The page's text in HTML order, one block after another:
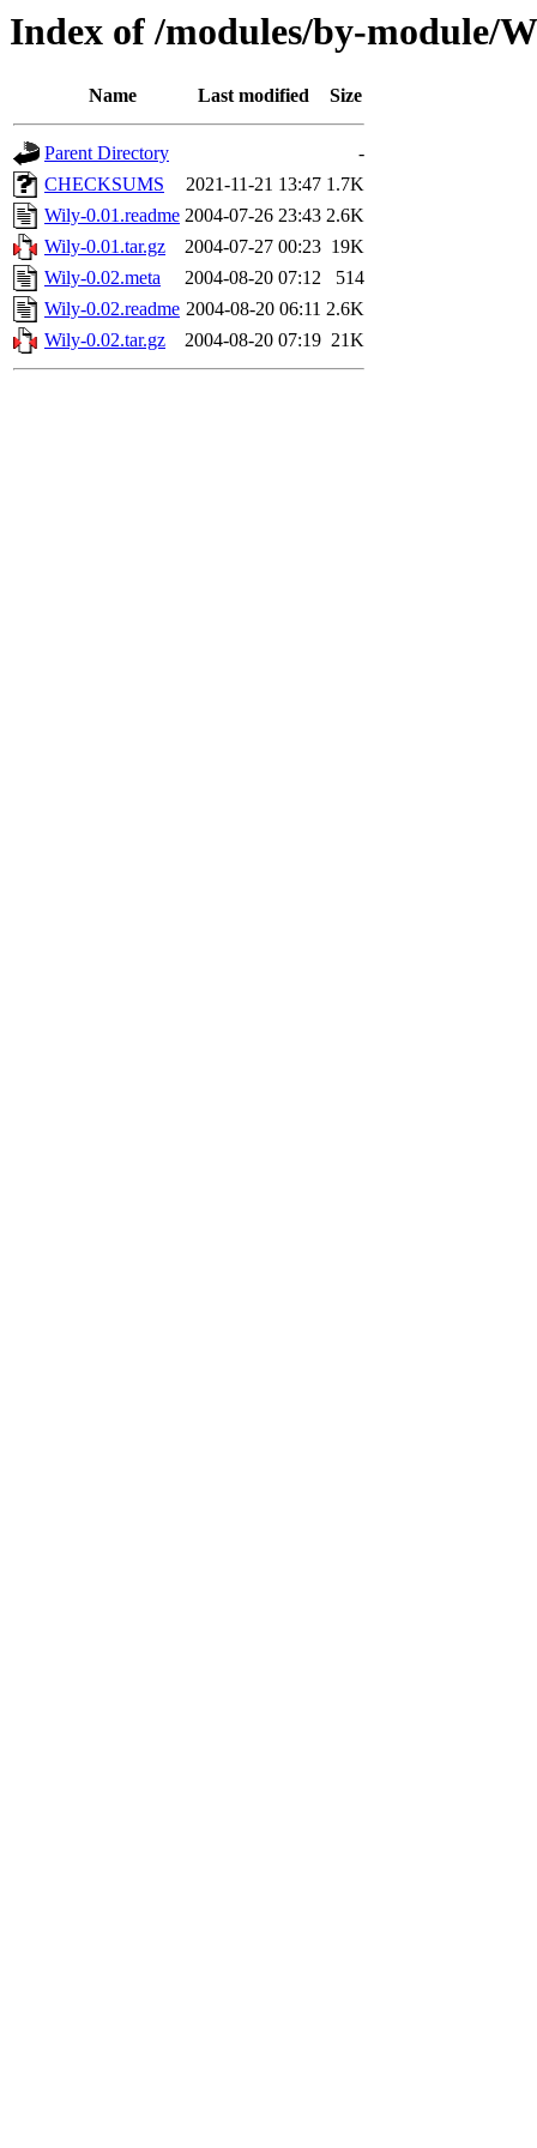
Index of /modules/by-module/
Name Last modified Size
Parent Directory
-
CHECKSUMS
2021-11-21 13:47 1.7K
Wily-0.01.readme 2004-07-26 23:43 2.6K
Wily-0.01.tar.gz
2004-07-27 00:23 19K
Wily-0.02.meta
2004-08-20 07:12
514
Wily-0.02.readme 2004-08-20 06:11 2.6K
Wily-0.02.tar.gz
2004-08-20 07:19 21K